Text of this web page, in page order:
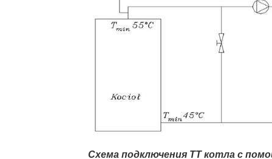
Схема подключения ТТ котла с